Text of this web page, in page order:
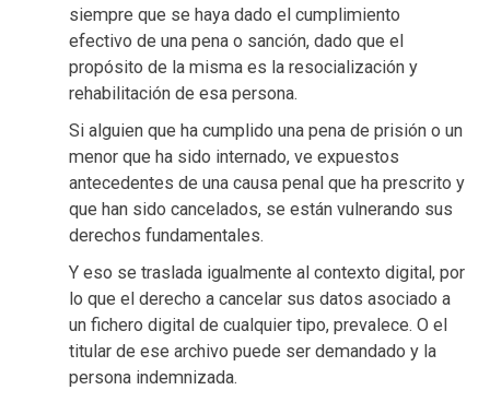
siempre que se haya dado el cumplimiento
efectivo de una pena o sanción, dado que el
propósito de la misma es la resocialización y
rehabilitación de esa persona.
Si alguien que ha cumplido una pena de prisión o un
menor que ha sido internado, ve expuestos
antecedentes de una causa penal que ha prescrito y
que han sido cancelados, se están vulnerando sus
derechos fundamentales.
Y eso se traslada igualmente al contexto digital, por
lo que el derecho a cancelar sus datos asociado a
un fichero digital de cualquier tipo, prevalece. O el
titular de ese archivo puede ser demandado y la
persona indemnizada.